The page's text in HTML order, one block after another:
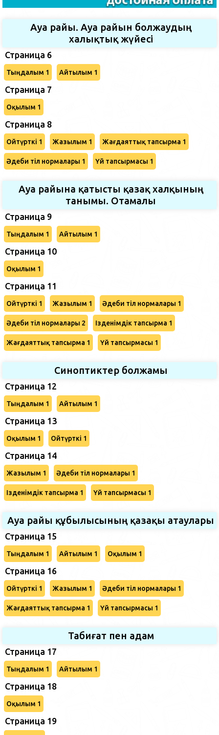
Ауа райы. Ауа райын болжаудың
халықтық жүйесі
Страница 6
Тыңдалым 1 Айтылым 1
Страница 7
Оқылым 1
Страница 8
Ойтүрткі 1 Жазылым 1 Жағдаяттық тапсырма 1
Әдеби тіл нормалары 1 Үй тапсырмасы 1
Ауа райына қатысты қазақ халқының
танымы. Отамалы
Страница 9
Тыңдалым 1 Айтылым 1
Страница 10
Оқылым 1
Страница 11
Ойтүрткі 1 Жазылым 1 Әдеби тіл нормалары 1
Әдеби тіл нормалары 2 Ізденімдік тапсырма 1
Жағдаяттық тапсырма 1 Үй тапсырмасы 1
Синоптиктер болжамы
Страница 12
Тыңдалым 1 Айтылым 1
Страница 13
Оқылым 1 Ойтүрткі 1
Страница 14
Жазылым 1 Әдеби тіл нормалары 1
Ізденімдік тапсырма 1 Үй тапсырмасы 1
Ауа райы құбылысының қазақы атаулары
Страница 15
Тыңдалым 1 Айтылым 1 Оқылым 1
Страница 16
Ойтүрткі 1 Жазылым 1 Әдеби тіл нормалары 1
Жағдаяттық тапсырма 1 Үй тапсырмасы 1
Табиғат пен адам
Страница 17
Тыңдалым 1 Айтылым 1
Страница 18
Оқылым 1
Страница 19